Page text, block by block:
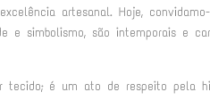
artesanal. Hoje,
e simbolismo, são intemporais e
tecido; é um ato de respeito pela